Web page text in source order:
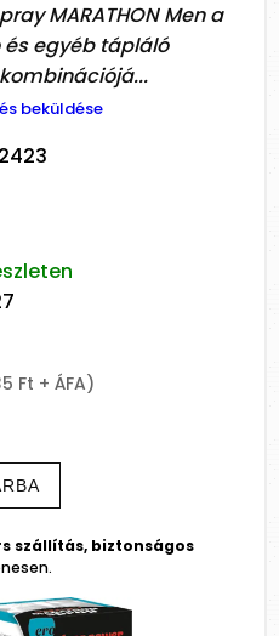
MARATHON Men a
egyéb tápláló
beküldése
Ft + ÁFA)
szállítás, biztonságos